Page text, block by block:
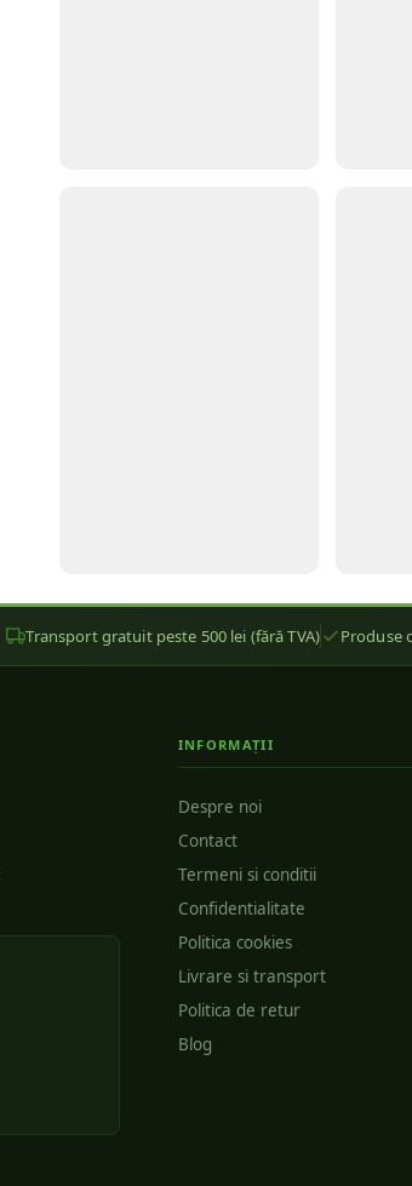
Transport gratuit peste 500 lei (fără TVA) Produse
INFORMAȚII
Despre noi
Contact
Termeni si conditii
Confidentialitate
Politica cookies
Livrare si transport
Politica de retur
Blog